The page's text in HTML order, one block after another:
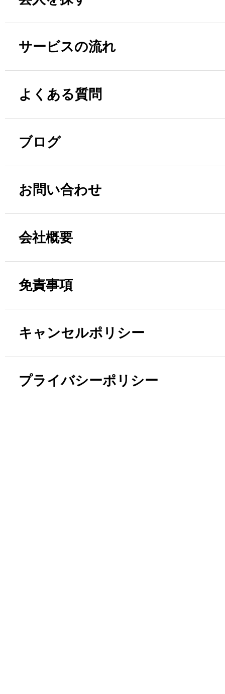
サービスの流れ
よくある質問
ブログ
お問い合わせ
会社概要
免責事項
キャンセルポリシー
プライバシーポリシー